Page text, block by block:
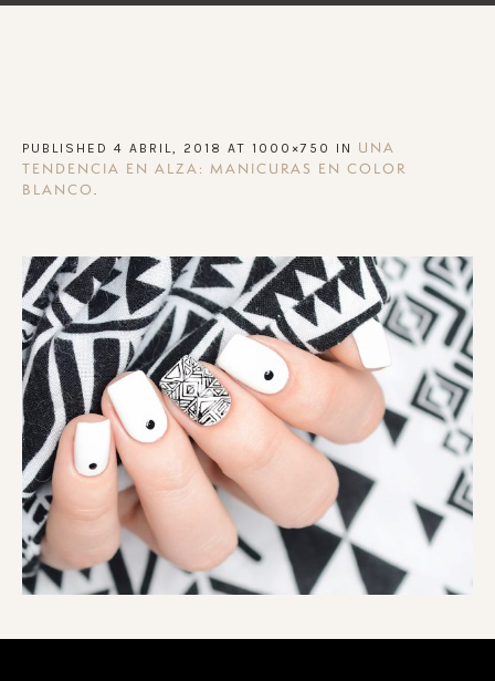
PUBLISHED 4 ABRIL, 2018 AT 1000×750 IN
UNA
TENDENCIA EN ALZA: MANICURAS EN COLOR
BLANCO .